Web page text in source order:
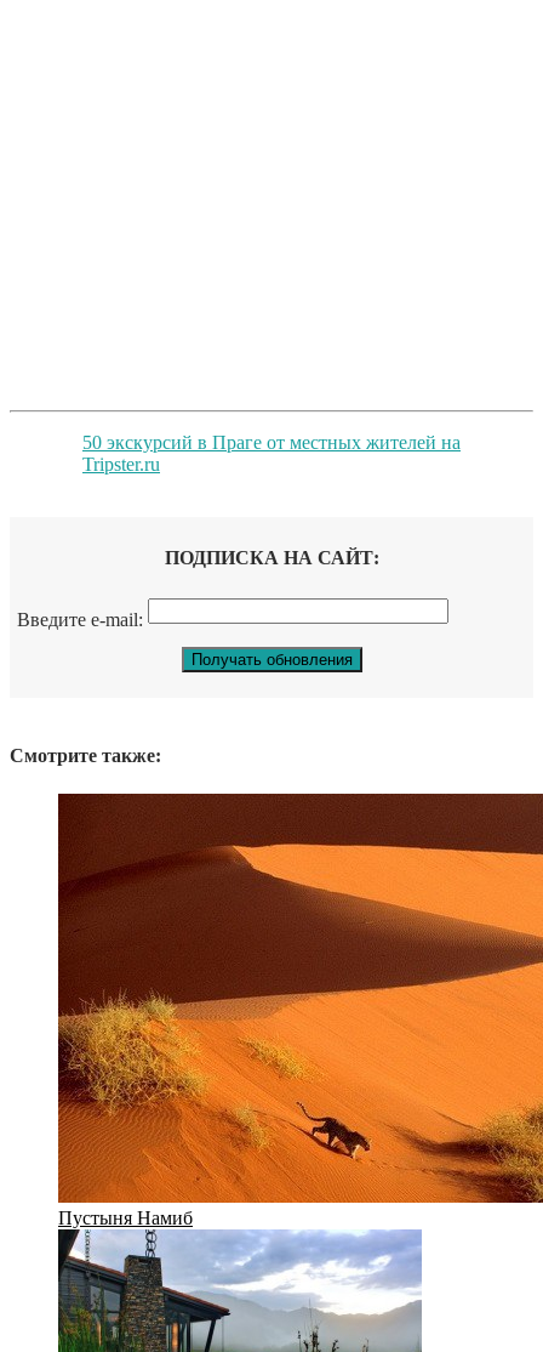
50 экскурсий в Праге от местных жителей на
Tripster.ru
ПОДПИСКА НА САЙТ:
Введите e-mail:
Смотрите также:
Пустыня Намиб